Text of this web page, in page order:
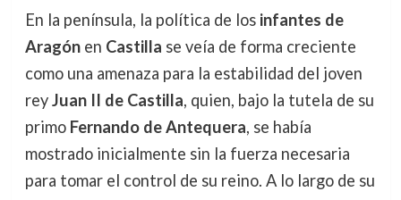
En la península, la política de los infantes de
Aragónen Castilla se veía de forma creciente
como una amenaza para la estabilidad del joven
reyJuan II de Castilla, quien, bajo la tutela de su
primo Fernando de Antequera, se había
mostrado inicialmente sin la fuerza necesaria
para tomar el control de su reino. A lo largo de su